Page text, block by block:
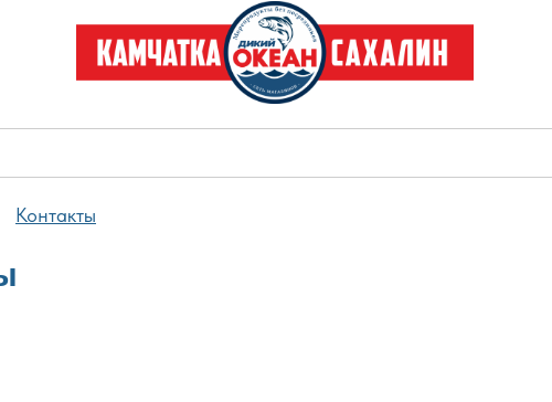
Контакты